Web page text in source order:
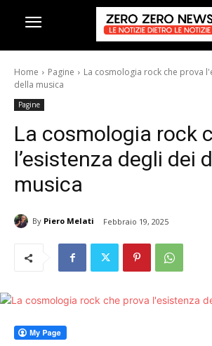
Home Pagine
La cosmologia rock che prova
della musica
Pagine
La cosmologia rock
l’esistenza degli dei
musica
By Piero Melati Febbraio 19, 2025